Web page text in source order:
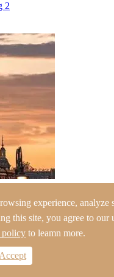
2
experience, analyze
this site, you agree to our
policy to leamn more.
Accept